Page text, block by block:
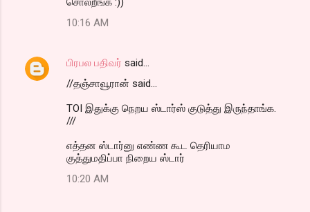
10:16 AM
பிரபல பதிவர் said…
//தஞ்சாவூரான் said...
TOI இதுக்கு நெறய ஸ்டார்ஸ் குடுத்து இருந்தாங்க.
///
எத்தன ஸ்டார்னு எண்ண கூட தெரியாம
குத்துமதிப்பா நிறைய ஸ்டார்
10:20 AM